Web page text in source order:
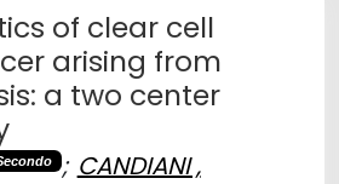
of clear cell
arising from
a two center
; CANDIANI ,